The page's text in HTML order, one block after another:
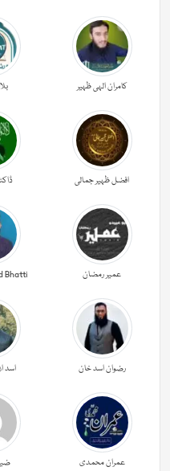
کامران الہی ظہیر
افضل ظہیر جمالی
عمیر رمضان Bhatti
رضوان اسد خان اسد
عمران محمدی